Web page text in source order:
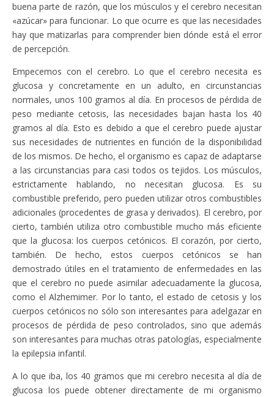
buena parte de razón, que los músculos y el cerebro necesitan
«azúcar» para funcionar. Lo que ocurre es que las necesidades
hay que matizarlas para comprender bien dónde está el error
de percepción.
Empecemos con el cerebro. Lo que el cerebro necesita es
glucosa y concretamente en un adulto, en circunstancias
normales, unos 100 gramos al día. En procesos de pérdida de
peso mediante cetosis, las necesidades bajan hasta los 40
gramos al día. Esto es debido a que el cerebro puede ajustar
sus necesidades de nutrientes en función de la disponibilidad
de los mismos. De hecho, el organismo es capaz de adaptarse
a las circunstancias para casi todos os tejidos. Los músculos,
estrictamente hablando, no necesitan glucosa. Es su
combustible preferido, pero pueden utilizar otros combustibles
adicionales (procedentes de grasa y derivados). El cerebro, por
cierto, también utiliza otro combustible mucho más eficiente
que la glucosa: los cuerpos cetónicos. El corazón, por cierto,
también. De hecho, estos cuerpos cetónicos se han
demostrado útiles en el tratamiento de enfermedades en las
que el cerebro no puede asimilar adecuadamente la glucosa,
como el Alzhemimer. Por lo tanto, el estado de cetosis y los
cuerpos cetónicos no sólo son interesantes para adelgazar en
procesos de pérdida de peso controlados, sino que además
son interesantes para muchas otras patologías, especialmente
la epilepsia infantil.
A lo que iba, los 40 gramos que mi cerebro necesita al día de
glucosa los puede obtener directamente de mi organismo